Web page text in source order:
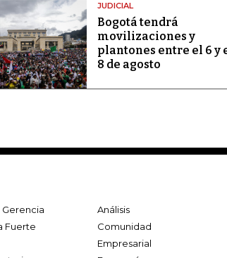
JUDICIAL
Bogotá tendrá
movilizaciones y
plantones entre el 6 y
8 de agosto
Gerencia
Análisis
Fuerte
Comunidad
Empresarial